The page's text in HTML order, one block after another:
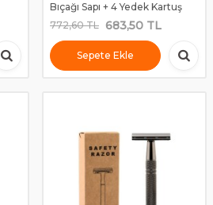
Bıçağı Sapı + 4 Yedek Kartuş
772,60TL 683,50 TL
Sepete Ekle